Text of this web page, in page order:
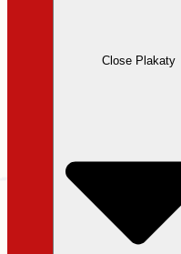
Close Plakaty